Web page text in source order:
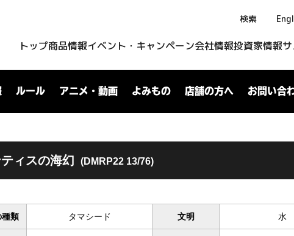
検索
トップ商品情報イベント・キャンペーン会社情報投資家情報
ルール アニメ・動画 よみもの 店舗の方へ お問い合
ィスの海幻 (DMRP22 13/76)
種類 タマシード 文明 水